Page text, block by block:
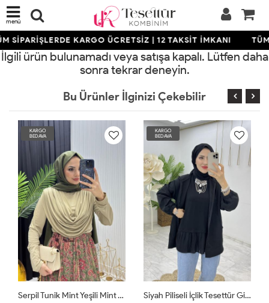
menü
SİPARİŞLERDE KARGO ÜCRETSİZ | 12 TAKSİT İMKANI
İlgili ürün bulunamadı veya satışa kapalı. Lütfen daha
sonra tekrar deneyin.
Bu Ürünler İlginizi Çekebilir
KARGO
BEDAVA
Serpil Tunik Mint Yeşili Mint Yeşili
KARGO
BEDAVA
Siyah Piliseli İçlik Tesettür Giyim